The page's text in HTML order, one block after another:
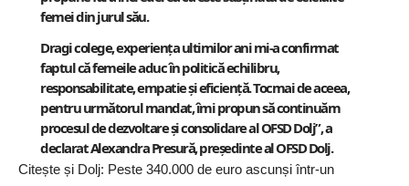
femei din jurul său.
Dragi colege, experiența ultimilor ani mi-a confirmat
faptul că femeile aduc în politică echilibru,
responsabilitate, empatie și eficiență. Tocmai de aceea,
pentru următorul mandat, îmi propun să continuăm
procesul de dezvoltare și consolidare al OFSD Dolj”, a
declarat Alexandra Presură, președinte alOFSD Dolj.
Citește și Dolj: Peste 340.000 de euro ascunși într-un